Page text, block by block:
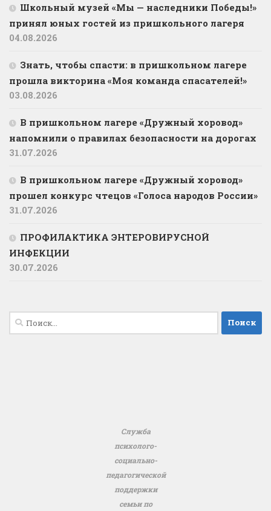
Школьный музей «Мы — наследники Победы!»
принял юных гостей из пришкольного лагеря
04.08.2026
Знать, чтобы спасти: в пришкольном лагере
прошла викторина «Моя команда спасателей!»
03.08.2026
В пришкольном лагере «Дружный хоровод»
напомнили о правилах безопасности на дорогах
31.07.2026
В пришкольном лагере «Дружный хоровод»
прошел конкурс чтецов «Голоса народов России»
31.07.2026
ПРОФИЛАКТИКА ЭНТЕРОВИРУСНОЙ
ИНФЕКЦИИ
30.07.2026
Найти:
Служба
психолого-
социально-
педагогической
поддержки
семьи по